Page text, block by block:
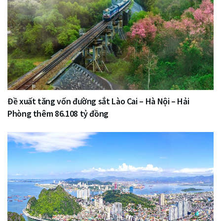
Đề xuất tăng vốn đường sắt Lào Cai – Hà Nội – Hải
Phòng thêm 86.108 tỷ đồng